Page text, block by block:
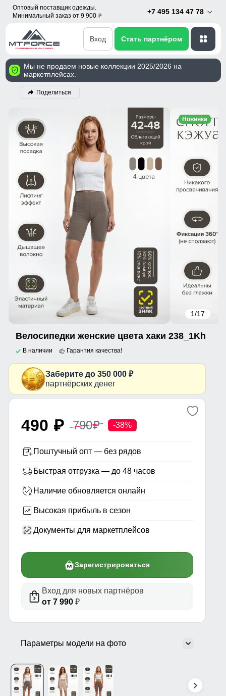
Оптовый поставщик одежды.
Минимальный заказ от 9 900 p
+7 495 134 47 78
Вход Стать партнёром
Мы не продаем новые коллекции 2025/2026 на
маркетплейсах.
Поделиться
1/17
Новинка
Велосипедки женские цвета хаки 238_1Kh
В наличии Гарантия качества!
Заберите до 350 000 ₽
партнёрских денег
490 p 790p -38%
Поштучный опт — без рядов
Быстрая отгрузка — до 48 часов
Наличие обновляется онлайн
Высокая прибыль в сезон
Документы для маркетплейсов
Зарегистрироваться
Вход для новых партнёров
от 7 990₽
Параметры модели на фото